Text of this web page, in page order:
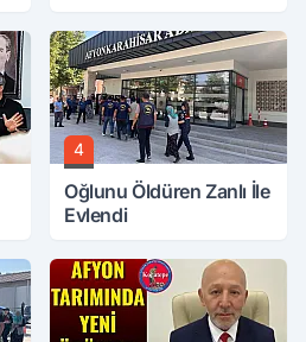
4
Oğlunu Öldüren Zanlı İle
Evlendi